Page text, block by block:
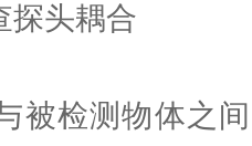
头耦合
检测物体之间